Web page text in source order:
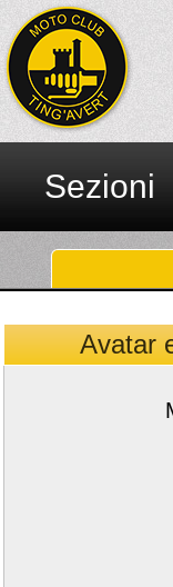
Sezioni
Avatar